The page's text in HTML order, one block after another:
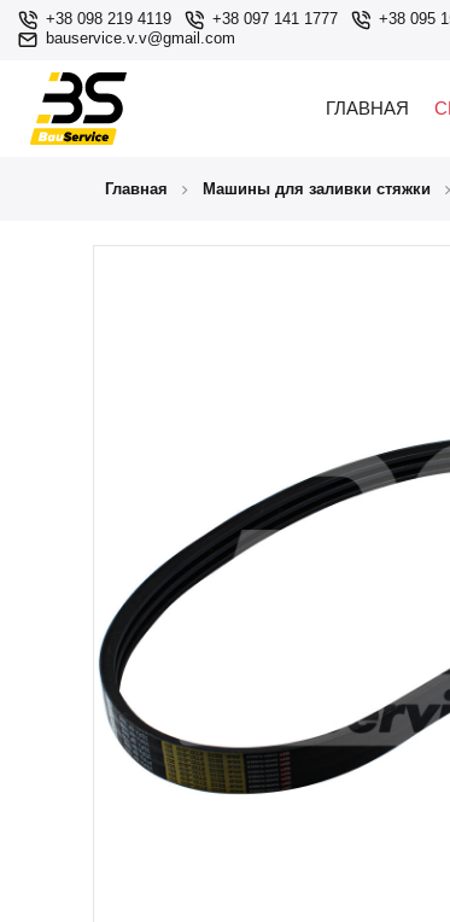
+38 098 219 4119 +38 097 141 1777
+38 095
bauservice.v.v@gmail.com
ГЛАВНАЯ
Главная Машины для заливки стяжки